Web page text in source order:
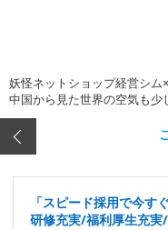
妖怪ネットショップ経営シム
中国から見た世界の空気も少
「スピード採用で今
研修充実/福利厚生充実